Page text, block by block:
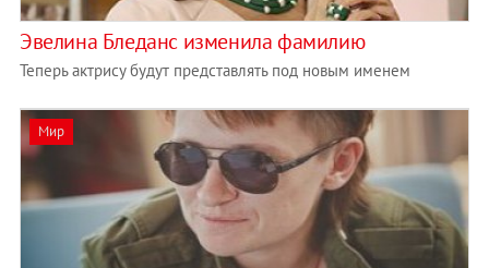
Эвелина Бледанс изменила фамилию
Теперь актрису будут представлять под новым именем
Мир